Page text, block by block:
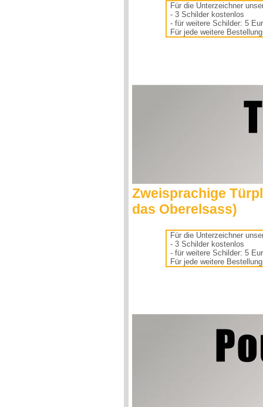
Für die Unterzeichner
- 3 Schilder kostenlos
- für weitere Schilder: 5
Für jede weitere
Zweisprachige
das Oberelsass)
Für die Unterzeichner
- 3 Schilder kostenlos
- für weitere Schilder: 5
Für jede weitere